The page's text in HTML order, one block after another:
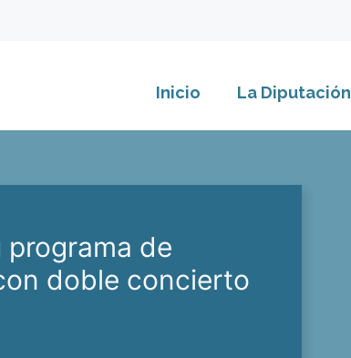
Inicio La Diputación
programa de
doble concierto